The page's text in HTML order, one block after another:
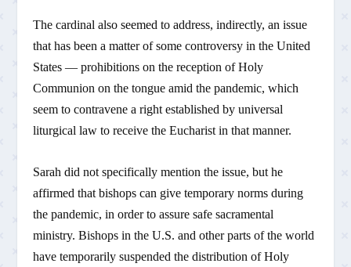
The cardinal also seemed to address, indirectly, an issue
that has been a matter of some controversy in the United
States — prohibitions on the reception of Holy
Communion on the tongue amid the pandemic, which
seem to contravene a right established by universal
liturgical law to receive the Eucharist in that manner.
Sarah did not specifically mention the issue, but he
affirmed that bishops can give temporary norms during
the pandemic, in order to assure safe sacramental
ministry. Bishops in the U.S. and other parts of the world
have temporarily suspended the distribution of Holy